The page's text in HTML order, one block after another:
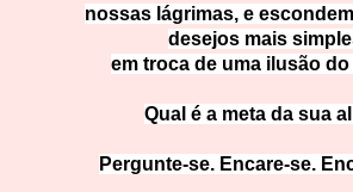
nossas lágrimas, e
desejos mais
em troca de uma ilusão
Qual é a meta da sua
Pergunte-se. Encare-se.